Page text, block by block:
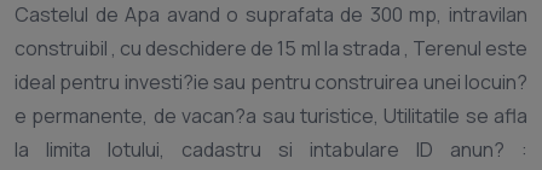
Castelul de Apa avand o suprafata de 300 mp, intravilan
construibil , cu deschidere de 15 ml la strada , Terenul este
ideal pentru investi?ie sau pentru construirea unei locuin?
e permanente, de vacan?a sau turistice, Utilitatile se afla
la limita lotului, cadastru si intabulare ID anun? :